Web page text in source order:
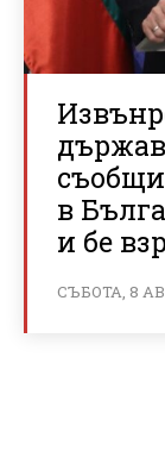
в
и бе
СЪБОТА, 8